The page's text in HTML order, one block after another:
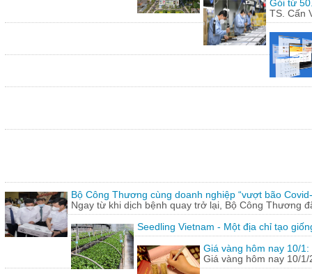
Gói từ
TS. Cấn
Bộ Công Thương cùng doanh nghiệp “vượt bão
Ngay từ khi dịch bệnh quay trở lại, Bộ Công Thương
Seedling Vietnam - Một địa chỉ tạo
Giá vàng hôm nay 10/
Giá vàng hôm nay 10/